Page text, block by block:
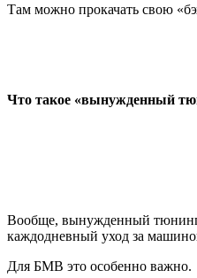
Там можно прокачать свою
Что такое «вынужденный
Вообще, вынужденный тюнинг
каждодневный уход за
Для БМВ это особенно важно.